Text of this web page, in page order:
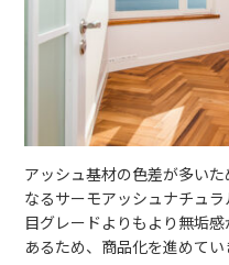
アッシュ基材の色差が多い
なるサーモアッシュナチュ
目グレードよりもより無垢
あるため、商品化を進めてい